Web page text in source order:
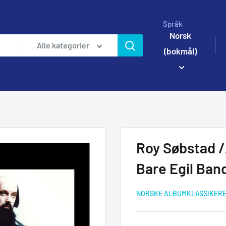
Alle kategorier
Språk
Norsk
(bokmål)
Roy Søbstad
Bare Egil
NORSKE ALBUMKLASSIKERE